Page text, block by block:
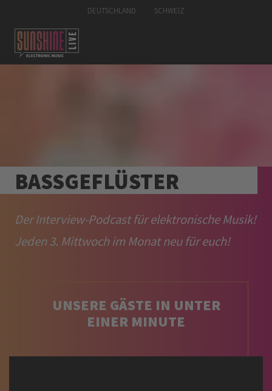
DEUTSCHLAND SCHWEIZ
BASSGEFLÜSTER
Der Interview-Podcast für elektronische Musik!
Jeden 3. Mittwoch im Monat neu für euch!
UNSERE GÄSTE IN UNTER
EINER MINUTE